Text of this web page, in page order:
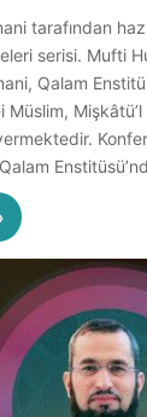
tarafından
serisi. Mufti
Qalam